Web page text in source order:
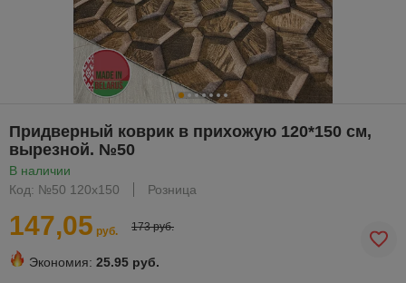
Придверный коврик в прихожую 120*150 см,
вырезной. №50
В наличии
Код: №50 120х150
Розница
147,05 руб. 173 руб.
Экономия: 25.95 руб.